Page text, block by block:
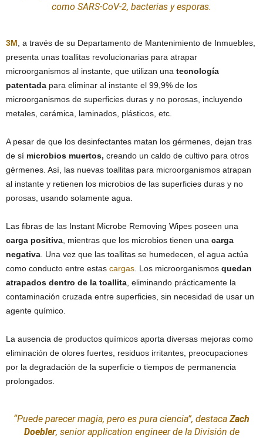
como SARS-CoV-2, bacterias y esporas.
3M , a través de su Departamento de Mantenimiento de Inmuebles,
presenta unas toallitas revolucionarias para atrapar
microorganismos al instante, que utilizan una tecnología
patentada para eliminar al instante el 99,9% de los
microorganismos de superficies duras y no porosas, incluyendo
metales, cerámica, laminados, plásticos, etc.
A pesar de que los desinfectantes matan los gérmenes, dejan tras
de sí microbios muertos, creando un caldo de cultivo para otros
gérmenes. Así, las nuevas toallitas para microorganismos atrapan
al instante y retienen los microbios de las superficies duras y no
porosas, usando solamente agua.
Las fibras de las Instant Microbe Removing Wipes poseen una
carga positiva , mientras que los microbios tienen una carga
negativa . Una vez que las toallitas se humedecen, el agua actúa
como conducto entre estas cargas . Los microorganismos quedan
atrapados dentro de la toallita , eliminando prácticamente la
contaminación cruzada entre superficies, sin necesidad de usar un
agente químico.
La ausencia de productos químicos aporta diversas mejoras como
eliminación de olores fuertes, residuos irritantes, preocupaciones
por la degradación de la superficie o tiempos de permanencia
prolongados.
“Puede parecer magia, pero es pura ciencia”, destaca Zach
Doebler, senior application engineer de la División de